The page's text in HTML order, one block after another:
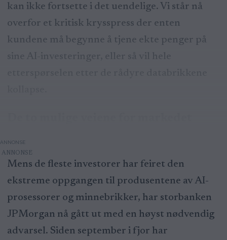
kan ikke fortsette i det uendelige. Vi står nå
overfor et kritisk krysspress der enten
kundene må begynne å tjene ekte penger på
ANNONSE
Mens de fleste investorer har feiret den
ekstreme oppgangen til produsentene av AI-
prosessorer og minnebrikker, har storbanken
JPMorgan nå gått ut med en høyst nødvendig
advarsel. Siden september i fjor har